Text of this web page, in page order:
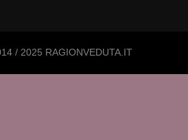
/ 2025 RAGIONVEDUTA.IT